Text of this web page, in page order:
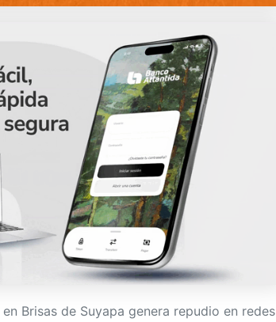
en Brisas de Suyapa genera repudio en redes